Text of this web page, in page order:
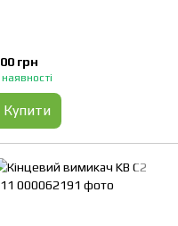
грн
Купити